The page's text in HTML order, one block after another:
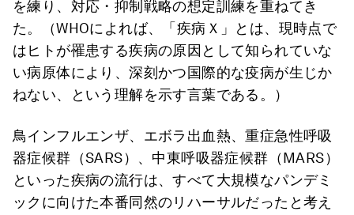
を練り、対応・抑制戦略の想定訓練を重ねてき
た。（WHOによれば、「疾病Ｘ」とは、現時点で
はヒトが罹患する疾病の原因として知られていな
い病原体により、深刻かつ国際的な疫病が生じか
ねない、という理解を示す言葉である。）
鳥インフルエンザ、エボラ出血熱、重症急性呼吸
器症候群（SARS）、中東呼吸器症候群（MARS）
といった疾病の流行は、すべて大規模なパンデミ
ックに向けた本番同然のリハーサルだったと考え